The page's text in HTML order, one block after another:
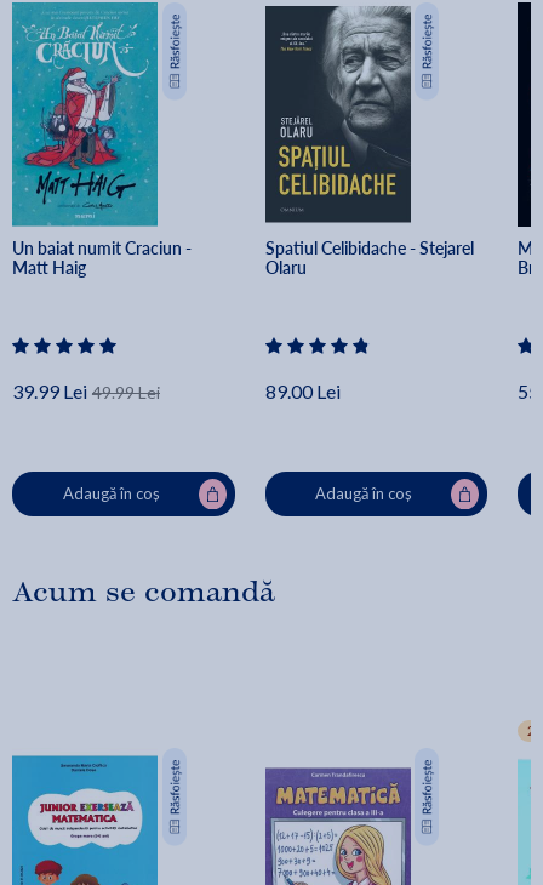
Un baiat numit Craciun -
Matt Haig
39.99 Lei 49.99 Lei
Adaugă în coș
Spatiul Celibidache - Stejarel
Olaru
89.00 Lei
Adaugă în coș
Acum se comandă